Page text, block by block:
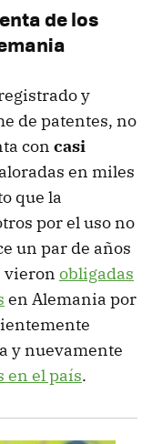
de los
y
de patentes, no
con casi
en miles
que la
por el uso no
un par de años
vieron obligadas
en Alemania por
y nuevamente
en el país.